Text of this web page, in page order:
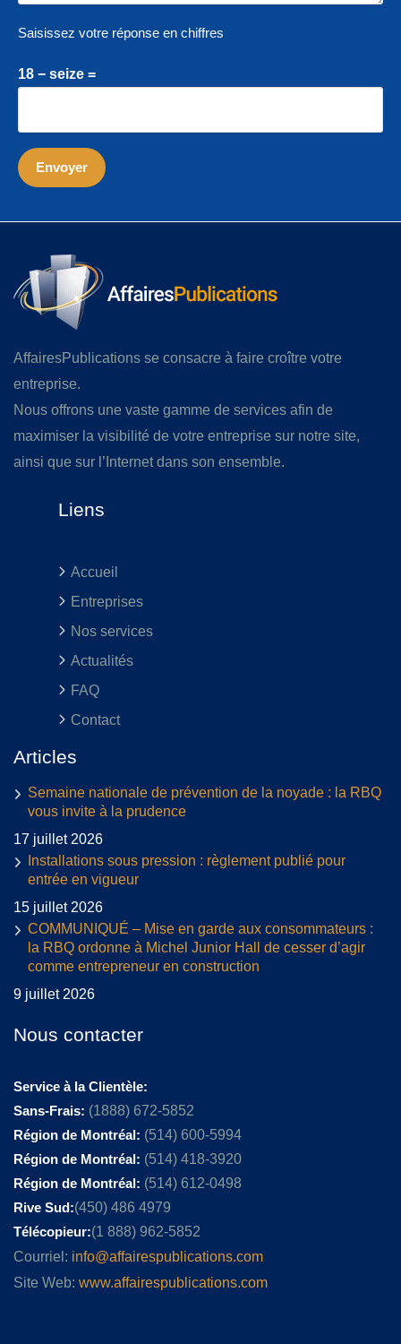
Saisissez votre réponse en chiffres
18 − seize =
AffairesPublications se consacre à faire croître votre
entreprise.
Nous offrons une vaste gamme de services afin de
maximiser la visibilité de votre entreprise sur notre site,
ainsi que sur l’Internet dans son ensemble.
Liens
Accueil
Entreprises
Nos services
Actualités
FAQ
Contact
Articles
Semaine nationale de prévention de la noyade : la RBQ
vous invite à la prudence
17 juillet 2026
Installations sous pression : règlement publié pour
entrée en vigueur
15 juillet 2026
COMMUNIQUÉ – Mise en garde aux consommateurs :
la RBQ ordonne à Michel Junior Hall de cesser d’agir
comme entrepreneur en construction
9 juillet 2026
Nous contacter
Service à la Clientèle:
Sans-Frais: (1888) 672-5852
Région de Montréal: (514) 600-5994
Région de Montréal: (514) 418-3920
Région de Montréal: (514) 612-0498
Rive Sud:(450) 486 4979
Télécopieur:(1 888) 962-5852
Courriel: info@affairespublications.com
Site Web: www.affairespublications.com